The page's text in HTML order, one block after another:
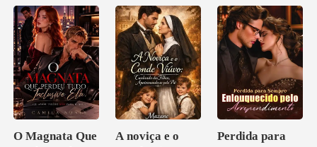
O Magnata Que
A noviça e o
Perdida para